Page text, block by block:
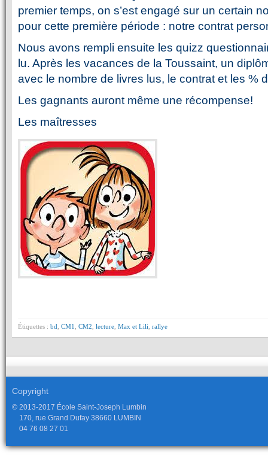
premier temps, on s’est engagé sur un certain
pour cette première période : notre contrat
Nous avons rempli ensuite les quizz
lu. Après les vacances de la Toussaint, un
avec le nombre de livres lus, le contrat et les %
Les gagnants auront même une récompense!
Les maîtresses
Étiquettes : bd CM1 CM2 lecture Max et Lili rallye
Copyright
© 2013-2017 École Saint-Joseph Lumbin
170, rue Grand Dufay 38660 LUMBIN
04 76 08 27 01